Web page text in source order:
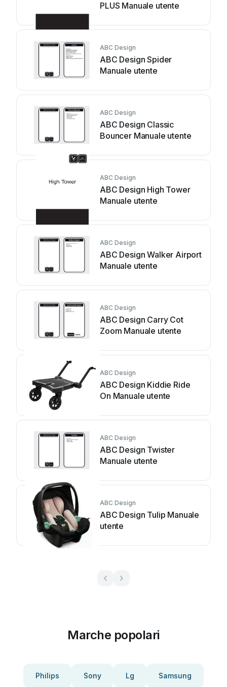
PLUS Manuale utente
ABC Design
ABC Design Spider
Manuale utente
ABC Design
ABC Design Classic
Bouncer Manuale utente
ABC Design
ABC Design High Tower
Manuale utente
ABC Design
ABC Design Walker Airport
Manuale utente
ABC Design
ABC Design Carry Cot
Zoom Manuale utente
ABC Design
ABC Design Kiddie Ride
On Manuale utente
ABC Design
ABC Design Twister
Manuale utente
ABC Design
ABC Design Tulip Manuale
utente
Marche popolari
Philips Sony Lg Samsung